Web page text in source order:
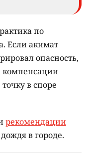
по
Если акимат
опасность,
компенсации
в споре
рекомендации
в городе.